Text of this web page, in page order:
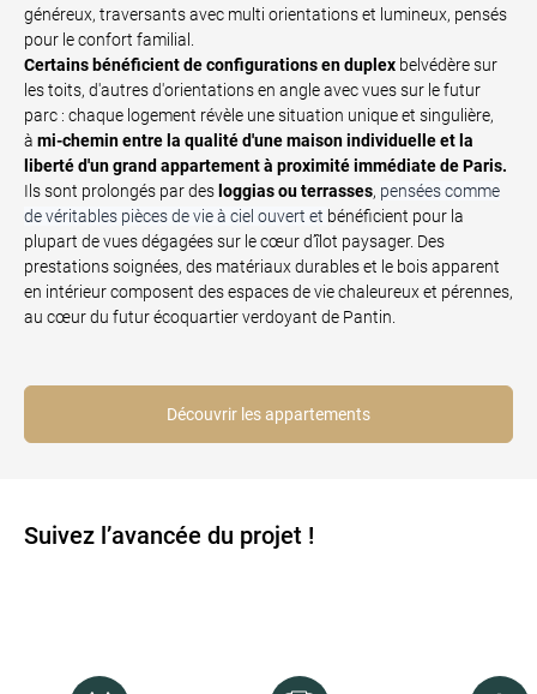
généreux, traversants avec multi orientations et lumineux, pensés
pour le confort familial.
Certains bénéficient de configurations en duplex belvédère sur
les toits, d'autres d'orientations en angle avec vues sur le futur
parc : chaque logement révèle une situation unique et singulière,
à mi-chemin entre la qualité d'une maison individuelle et la
liberté d'un grand appartement à proximité immédiate de Paris.
Ils sont prolongés par des loggias ou terrasses, pensées comme
de véritables pièces de vie à ciel ouvert et bénéficient pour la
plupart de vues dégagées sur le cœur d’îlot paysager. Des
prestations soignées, des matériaux durables et le bois apparent
en intérieur composent des espaces de vie chaleureux et pérennes,
au cœur du futur écoquartier verdoyant de Pantin.
Découvrir les appartements
Suivez l’avancée du projet !